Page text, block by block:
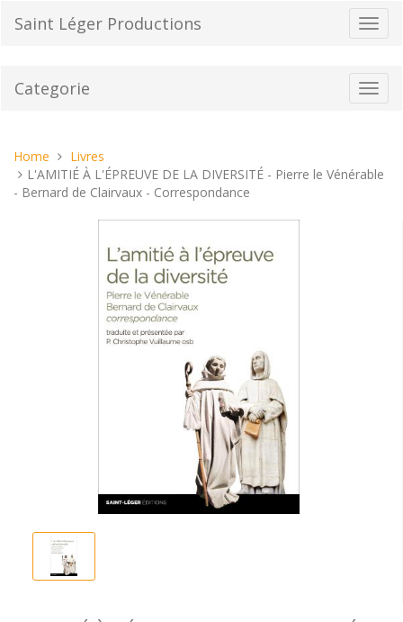
Saint Léger Productions
Categorie
Tu
sei
qui:
Home
Livres
L'AMITIÉ À L'ÉPREUVE DE LA DIVERSITÉ - Pierre le Vénérable
- Bernard de Clairvaux - Correspondance